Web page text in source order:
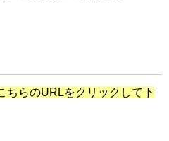
ちらのURLをクリックして下